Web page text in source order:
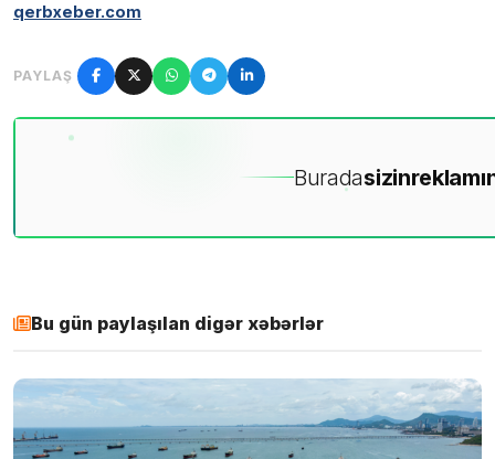
qerbxeber.com
PAYLAŞ
Buradasizin
Bu gün paylaşılan digər xəbərlər